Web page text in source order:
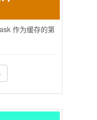
作为缓存的第